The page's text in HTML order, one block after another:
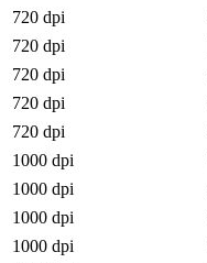
720 dpi
720 dpi
720 dpi
720 dpi
720 dpi
1000 dpi
1000 dpi
1000 dpi
1000 dpi